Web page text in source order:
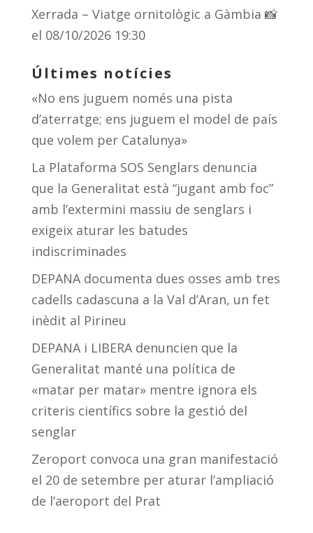
Xerrada – Viatge ornitològic a Gàmbia 📸
el 08/10/2026 19:30
Últimes notícies
«No ens juguem només una pista
d’aterratge; ens juguem el model de país
que volem per Catalunya»
La Plataforma SOS Senglars denuncia
que la Generalitat està “jugant amb foc”
amb l’extermini massiu de senglars i
exigeix aturar les batudes
indiscriminades
DEPANA documenta dues osses amb tres
cadells cadascuna a la Val d’Aran, un fet
inèdit al Pirineu
DEPANA i LIBERA denuncien que la
Generalitat manté una política de
«matar per matar» mentre ignora els
criteris científics sobre la gestió del
senglar
Zeroport convoca una gran manifestació
el 20 de setembre per aturar l’ampliació
de l’aeroport del Prat